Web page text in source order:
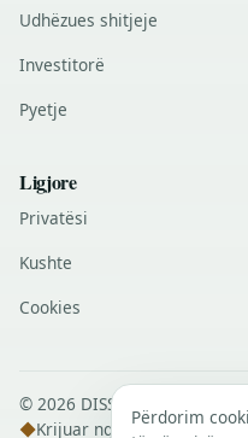
Udhëzues shitjeje
Investitorë
Pyetje
Ligjore
Privatësi
Kushte
Cookies
© 2026 DISSANS Real
◆Krijuar nga DISSANS Digital
Përdorim